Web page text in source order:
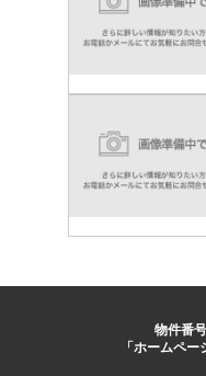
物件番
「ホームペ